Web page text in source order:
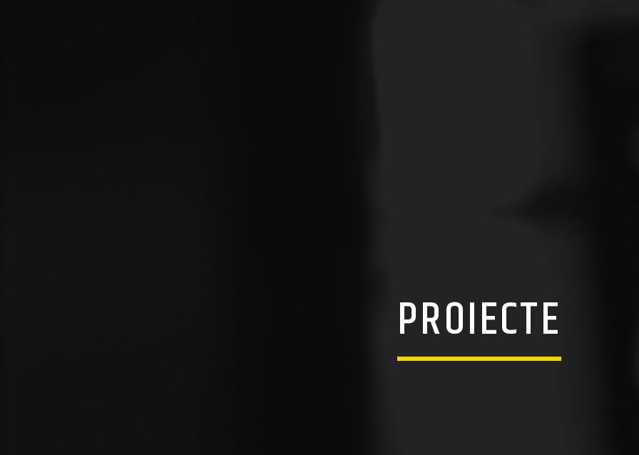
PROIECTE